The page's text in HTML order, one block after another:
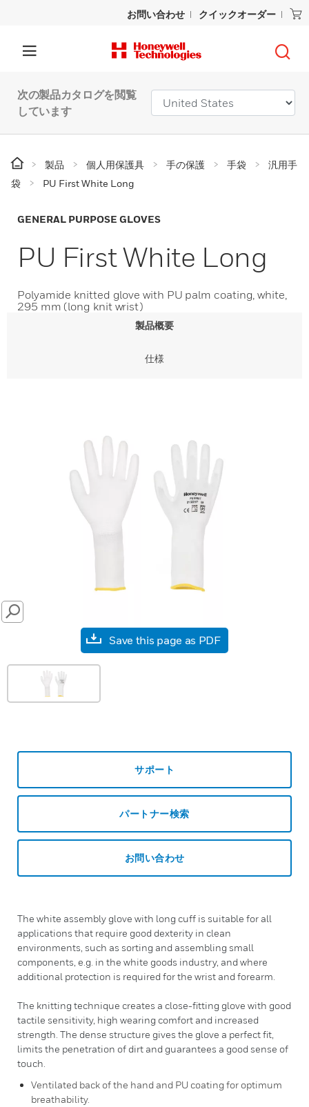
お問い合わせ クイックオーダー
次の製品カタログを閲覧
しています
製品 個人用保護具 手の保護 手袋
汎用手
袋
PU First White Long
GENERAL PURPOSE GLOVES
PU First White Long
Polyamide knitted glove with PU palm coating, white,
295 mm (long knit wrist)
製品概要
仕様
SEARCH
Save this page as PDF
サポート
パートナー検索
お問い合わせ
The white assembly glove with long cuff is suitable for all
applications that require good dexterity in clean
environments, such as sorting and assembling small
components, e.g. in the white goods industry, and where
additional protection is required for the wrist and forearm.
The knitting technique creates a close-fitting glove with good
tactile sensitivity, high wearing comfort and increased
strength. The dense structure gives the glove a perfect fit,
limits the penetration of dirt and guarantees a good sense of
touch.
Ventilated back of the hand and PU coating for optimum
breathability.